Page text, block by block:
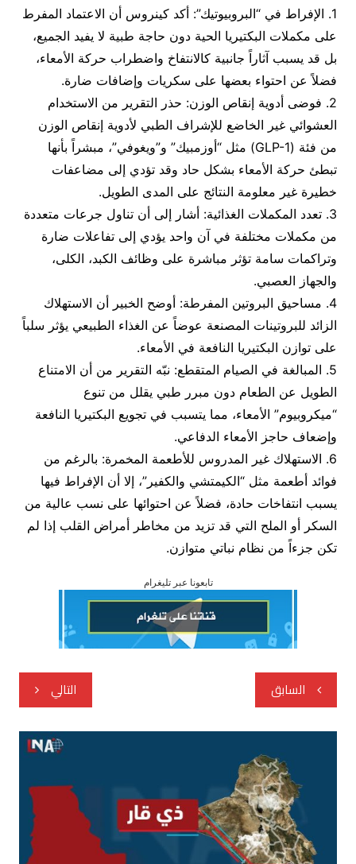
1. الإفراط في “البروبيوتيك”: أكد كينروس أن الاعتماد المفرط
على مكملات البكتيريا الحية دون حاجة طبية لا يفيد الجميع،
بل قد يسبب آثاراً جانبية كالانتفاخ واضطراب حركة الأمعاء،
فضلاً عن احتواء بعضها على سكريات وإضافات ضارة.
2. فوضى أدوية إنقاص الوزن: حذر التقرير من الاستخدام
العشوائي غير الخاضع للإشراف الطبي لأدوية إنقاص الوزن
من فئة (GLP-1) مثل “أوزمبيك” و”ويغوفي”، مبشراً بأنها
تبطئ حركة الأمعاء بشكل حاد وقد تؤدي إلى مضاعفات
خطيرة غير معلومة النتائج على المدى الطويل.
3. تعدد المكملات الغذائية: أشار إلى أن تناول جرعات متعددة
من مكملات مختلفة في آن واحد يؤدي إلى تفاعلات ضارة
وتراكمات سامة تؤثر مباشرة على وظائف الكبد، الكلى،
والجهاز العصبي.
4. مساحيق البروتين المفرطة: أوضح الخبير أن الاستهلاك
الزائد للبروتينات المصنعة عوضاً عن الغذاء الطبيعي يؤثر سلباً
على توازن البكتيريا النافعة في الأمعاء.
5. المبالغة في الصيام المتقطع: نبّه التقرير من أن الامتناع
الطويل عن الطعام دون مبرر طبي يقلل من تنوع
“ميكروبيوم” الأمعاء، مما يتسبب في تجويع البكتيريا النافعة
وإضعاف حاجز الأمعاء الدفاعي.
6. الاستهلاك غير المدروس للأطعمة المخمرة: بالرغم من
فوائد أطعمة مثل “الكيمتشي والكفير”، إلا أن الإفراط فيها
يسبب انتفاخات حادة، فضلاً عن احتوائها على نسب عالية من
السكر أو الملح التي قد تزيد من مخاطر أمراض القلب إذا لم
تكن جزءاً من نظام نباتي متوازن.
تابعونا عبر تليغرام
تصفّح
المقالات
السابق التالي